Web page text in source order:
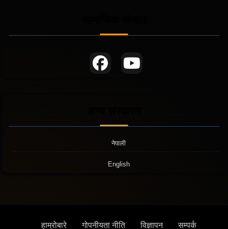
नेपाली
English
हाम्रोबारे गोपनीयता नीति विज्ञापन सम्पर्क